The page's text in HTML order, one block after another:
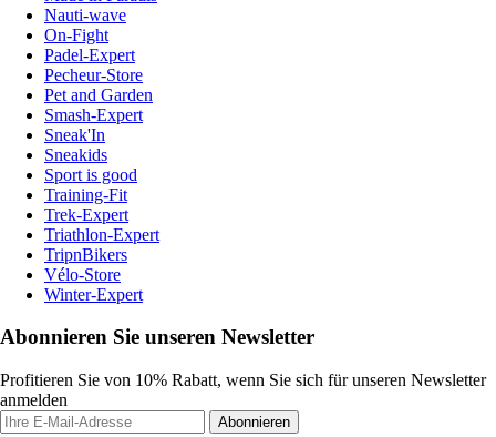
Nauti-wave
On-Fight
Padel-Expert
Pecheur-Store
Pet and Garden
Smash-Expert
Sneak'In
Sneakids
Sport is good
Training-Fit
Trek-Expert
Triathlon-Expert
TripnBikers
Vélo-Store
Winter-Expert
Abonnieren Sie unseren Newsletter
Profitieren Sie von 10% Rabatt, wenn Sie sich für unseren Newsletter
anmelden
Abonnieren